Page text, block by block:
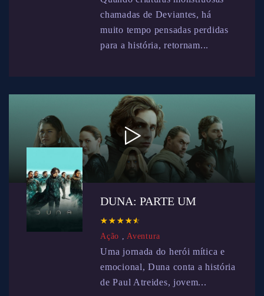
chamadas de Deviantes, há
muito tempo pensadas perdidas
para a história, retornam...
DUNA: PARTE UM
☆ ☆ ☆ ☆☆
★ ★ ★ ★★
Ação ,Aventura
Uma jornada do herói mítica e
emocional, Duna conta a história
de Paul Atreides, jovem...